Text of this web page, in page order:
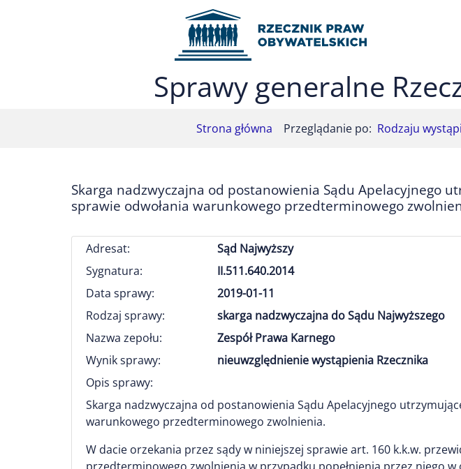
Przejdź do menu głównego (nacisnij Enter)
Przejdź do mapy serwisu (nacisnij Enter)
Sprawy generalne
Strona główna Przeglądanie po: Rodzaju
Skarga nadzwyczajna od postanowienia Sądu Apelacyjnego
sprawie odwołania warunkowego przedterminowego
Adresat:
Sąd Najwyższy
Sygnatura:
II.511.640.2014
Data sprawy:
2019-01-11
Rodzaj sprawy:
skarga nadzwyczajna do Sądu Najwyższego
Nazwa zepołu:
Zespół Prawa Karnego
Wynik sprawy:
nieuwzględnienie wystąpienia Rzecznika
Opis sprawy:
Skarga nadzwyczajna od postanowienia Sądu Apelacyjnego
warunkowego przedterminowego zwolnienia.
W dacie orzekania przez sądy w niniejszej sprawie art. 160 k.k.w.